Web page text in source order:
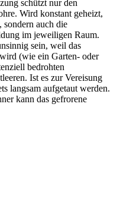
schützt nur den
Wird konstant geheizt,
sondern auch die
im jeweiligen Raum.
sein, weil das
(wie ein Garten- oder
bedrohten
Ist es zur Vereisung
langsam aufgetaut werden.
kann das gefrorene